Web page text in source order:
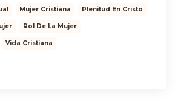
Mujer Cristiana Plenitud En Cristo
Rol De La Mujer
Vida Cristiana